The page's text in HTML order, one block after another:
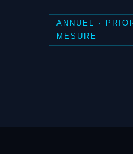
ANNUEL ·
MESURE